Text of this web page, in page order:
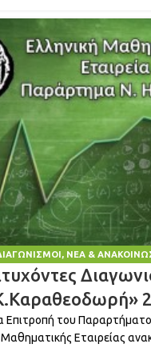
, ΝΈΑ &
Επιτροπή του
Μαθηματικής Εταιρείας